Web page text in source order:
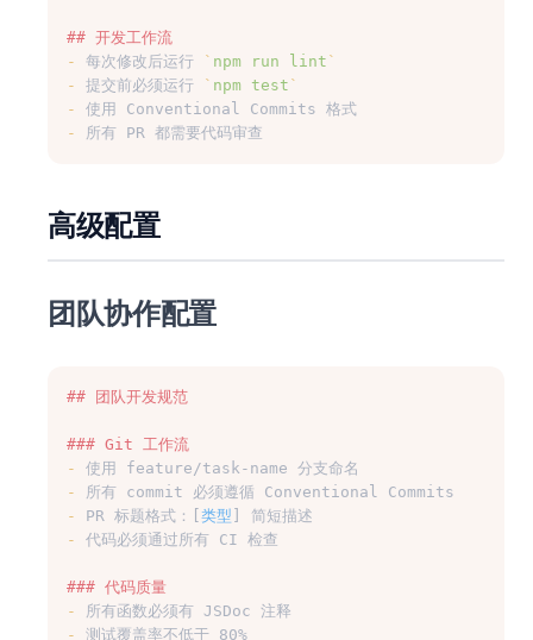
## 开发工作流
-
每次修改后运行 ` npm run lint `
-
提交前必须运行 ` npm test `
-
使用 Conventional Commits 格式
-
所有 PR 都需要代码审查
高级配置
团队协作配置
## 团队开发规范
### Git 工作流
-
使用 feature/task-name 分支命名
-
所有 commit 必须遵循 Conventional Commits
-
PR 标题格式：[ 类型 ] 简短描述
-
代码必须通过所有 CI 检查
### 代码质量
-
所有函数必须有 JSDoc 注释
-
测试覆盖率不低于 80%